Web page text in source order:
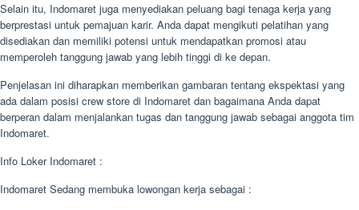
Selain itu, Indomaret juga menyediakan peluang bagi tenaga kerja yang
berprestasi untuk pemajuan karir. Anda dapat mengikuti pelatihan yang
disediakan dan memiliki potensi untuk mendapatkan promosi atau
memperoleh tanggung jawab yang lebih tinggi di ke depan.
Penjelasan ini diharapkan memberikan gambaran tentang ekspektasi yang
ada dalam posisi crew store di Indomaret dan bagaimana Anda dapat
berperan dalam menjalankan tugas dan tanggung jawab sebagai anggota tim
Indomaret.
Info Loker Indomaret :
Indomaret Sedang membuka lowongan kerja sebagai :